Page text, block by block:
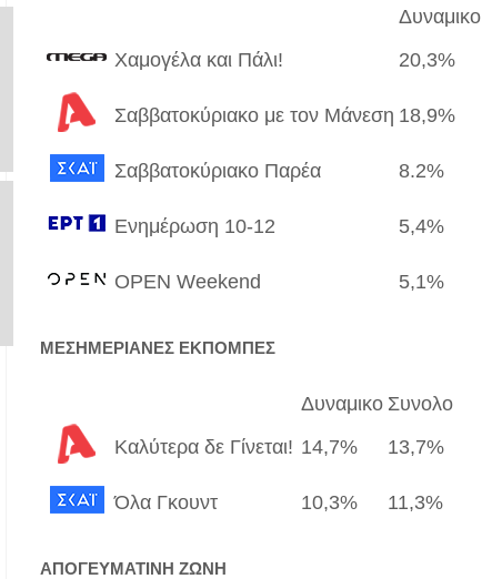
Δυναμικο
Χαμογέλα και Πάλι!
20,3%
Σαββατοκύριακο με τον Μάνεση 18,9%
Σαββατοκύριακο Παρέα 8.2%
Ενημέρωση 10-12 5,4%
OPEN Weekend 5,1%
ΜΕΣΗΜΕΡΙΑΝΕΣ ΕΚΠΟΜΠΕΣ
Δυναμικο Συνολο
Καλύτερα δε Γίνεται! 14,7% 13,7%
Όλα Γκουντ 10,3% 11,3%
ΑΠΟΓΕΥΜΑΤΙΝΗ ΖΩΝΗ